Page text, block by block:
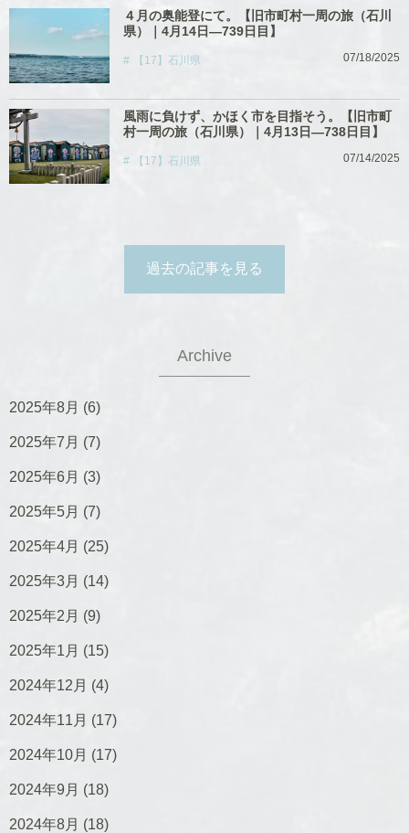
４月の奥能登にて。【旧市町村一周の旅（石川
県）｜4月14日―739日目】
【17】石川県 07/18/2025
風雨に負けず、かほく市を目指そう。【旧市町
村一周の旅（石川県）｜4月13日―738日目】
【17】石川県 07/14/2025
過去の記事を見る
Archive
2025年8月 (6)
2025年7月 (7)
2025年6月 (3)
2025年5月 (7)
2025年4月 (25)
2025年3月 (14)
2025年2月 (9)
2025年1月 (15)
2024年12月 (4)
2024年11月 (17)
2024年10月 (17)
2024年9月 (18)
2024年8月 (18)